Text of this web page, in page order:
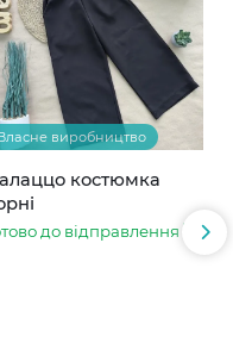
виробництво
костюмка
до відправлення